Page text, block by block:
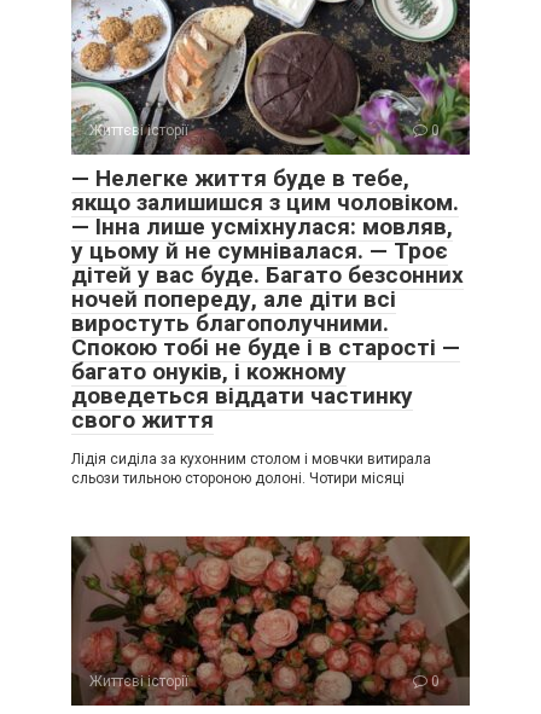
Життєві історії 0
— Нелегке життя буде в тебе,
якщо залишишся з цим чоловіком.
— Інна лише усміхнулася: мовляв,
у цьому й не сумнівалася. — Троє
дітей у вас буде. Багато безсонних
ночей попереду, але діти всі
виростуть благополучними.
Спокою тобі не буде і в старості —
багато онуків, і кожному
доведеться віддати частинку
свого життя
Лідія сиділа за кухонним столом і мовчки витирала
сльози тильною стороною долоні. Чотири місяці
Життєві історії 0